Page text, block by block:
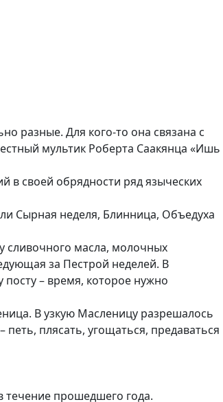
разные. Для кого-то она связана с
мультик Роберта Саакянца «Ишь
в своей обрядности ряд языческих
Сырная неделя, Блинница, Объедуха
сливочного масла, молочных
за Пестрой неделей. В
– время, которое нужно
В узкую Масленицу разрешалось
плясать, угощаться, предаваться
прошедшего года.